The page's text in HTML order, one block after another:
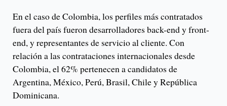
En el caso de Colombia, los perfiles más contratados
fuera del país fueron desarrolladores back-end y front-
end, y representantes de servicio al cliente. Con
relación a las contrataciones internacionales desde
Colombia, el 62% pertenecen a candidatos de
Argentina, México, Perú, Brasil, Chile y República
Dominicana.